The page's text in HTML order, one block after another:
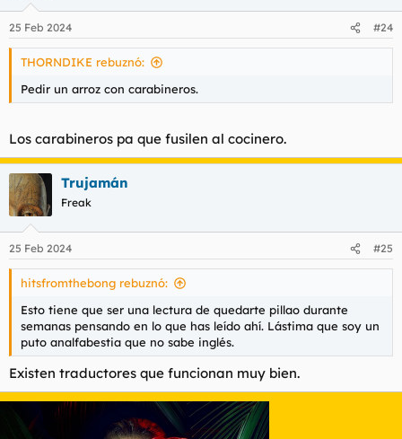
25 Feb 2024 #24
THORNDIKE rebuznó:
Pedir un arroz con carabineros.
Los carabineros pa que fusilen al cocinero.
Trujamán
Freak
25 Feb 2024 #25
hitsfromthebong rebuznó:
Esto tiene que ser una lectura de quedarte pillao durante
semanas pensando en lo que has leído ahí. Lástima que soy un
puto analfabestia que no sabe inglés.
Existen traductores que funcionan muy bien.